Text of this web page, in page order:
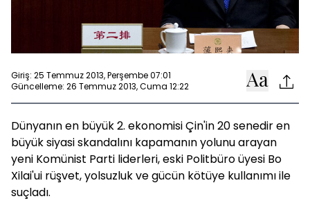
Giriş: 25 Temmuz 2013, Perşembe 07:01
Güncelleme: 26 Temmuz 2013, Cuma 12:22
Dünyanın en büyük 2. ekonomisi Çin'in 20 senedir en
büyük siyasi skandalını kapamanın yolunu arayan
yeni Komünist Parti liderleri, eski Politbüro üyesi Bo
Xilai'ui rüşvet, yolsuzluk ve gücün kötüye kullanımı ile
suçladı.